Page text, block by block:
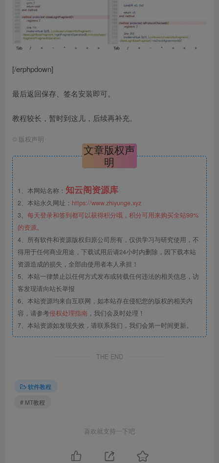
[/erphpdown]
最后返回保存、签名安装即可。
教程较长，暂时到这儿，后续再补充。
© 版权声明
文章版权声
明
1、本网站名称： 知云阁资源库
2、本站永久网址： https://www.zhiyunge.xyz
3、 每天登录和签到都可以获得积分哦，积分可用来购买全站99%
的资源。
4、所有软件和资源版权归原公司所有，仅供学习与研究使用，不
得用于任何商业用途，下载试用后请24小时内删除，因下载本站
资源造成的损失，全部由使用者本人承担！
5、本站一律禁止以任何方式发布或转载任何违法的相关信息，访
客发现请向站长举报
6、本站资源均来自互联网，如本站存在侵犯您的版权的相关内
容，请参考侵权处理指南 ，我们会及时处理！
7、本站资源如发现失效，请联系我们，我们会第一时间更新。
THE END
软件教程
# MT教程
喜欢就支持一下吧